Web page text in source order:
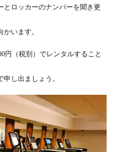
とロッカーのナンバーを聞き更
います。
円（税別）でレンタルすること
し出ましょう。